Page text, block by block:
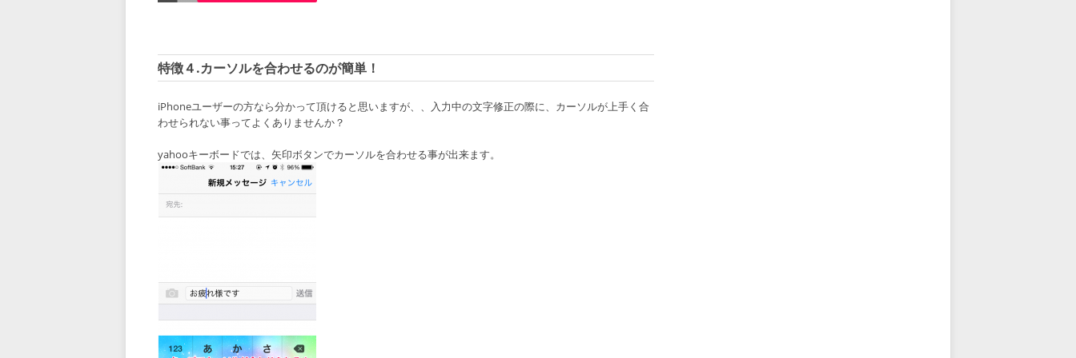
特徴４.カーソルを合わせるのが簡単！
iPhoneユーザーの方なら分かって頂けると思いますが、、入力中の文字修正の際に、カーソルが上手く合
わせられない事ってよくありませんか？
yahooキーボードでは、矢印ボタンでカーソルを合わせる事が出来ます。